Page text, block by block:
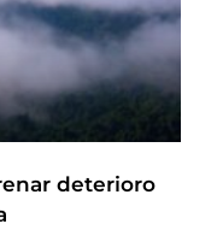
deterioro